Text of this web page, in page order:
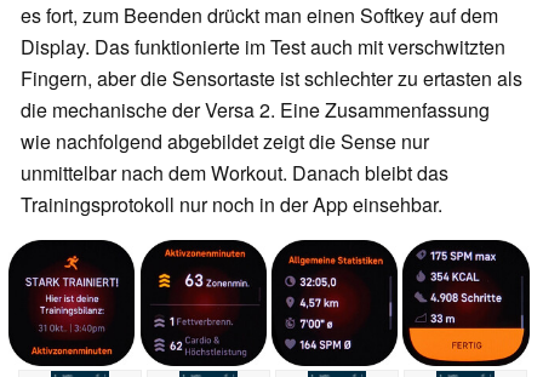
es fort, zum Beenden drückt man einen Softkey auf dem
Display. Das funktionierte im Test auch mit verschwitzten
Fingern, aber die Sensortaste ist schlechter zu ertasten als
die mechanische der Versa 2. Eine Zusammenfassung
wie nachfolgend abgebildet zeigt die Sense nur
unmittelbar nach dem Workout. Danach bleibt das
Trainingsprotokoll nur noch in der App einsehbar.